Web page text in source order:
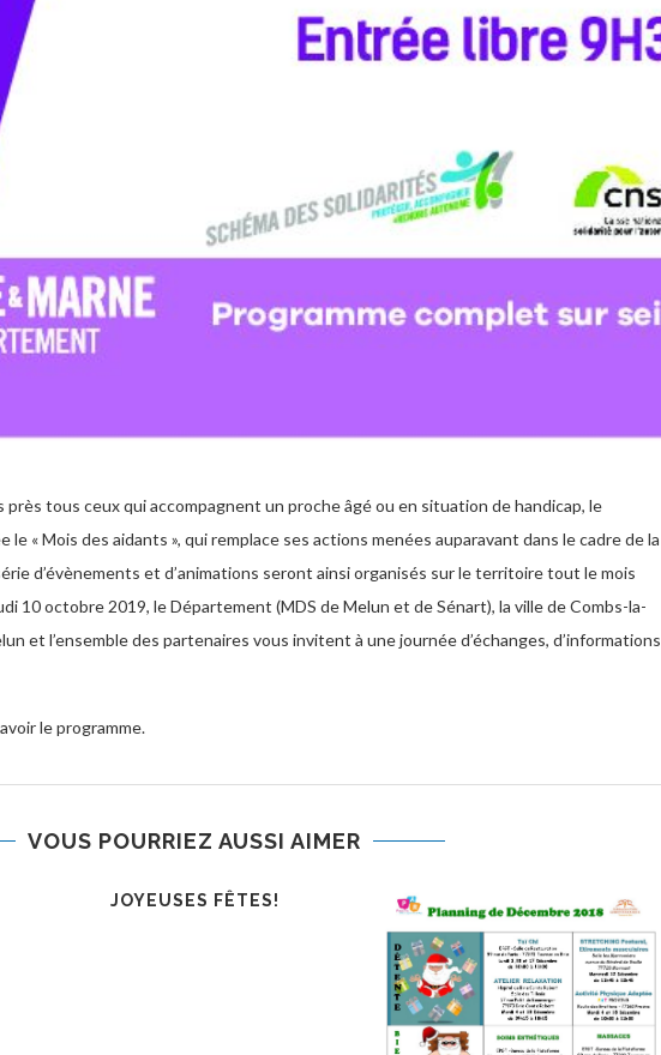
tous ceux qui accompagnent un proche âgé ou en situation de handicap, le
« Mois des aidants », qui remplace ses actions menées auparavant dans le cadre de la
d’évènements et d’animations seront ainsi organisés sur le territoire tout le mois
10 octobre 2019, le Département (MDS de Melun et de Sénart), la ville de Combs-la-
et l’ensemble des partenaires vous invitent à une journée d’échanges, d’informations
le programme.
VOUS POURRIEZ AUSSI AIMER
CONFÉRENCE DU 12 OCTOBRE
ART-THÉRAPIE POUR LES
AIDANTS